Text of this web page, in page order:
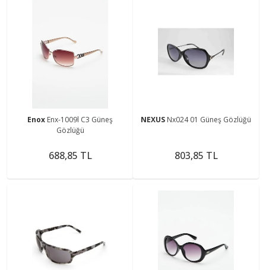
Enox Enx-1009l C3 Güneş
Gözlüğü
688,85 TL
NEXUS Nx024 01 Güneş Gözlüğü
803,85 TL